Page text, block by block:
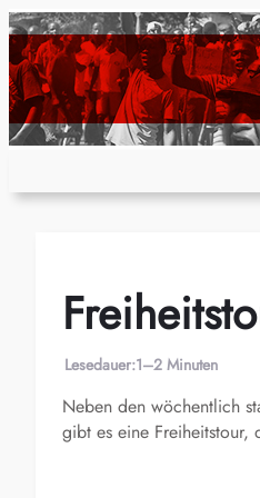
Zum
Inhalt
springen
Lesedauer:1–2 Minuten
Neben den wöchentlich
gibt es eine Freiheitstour,